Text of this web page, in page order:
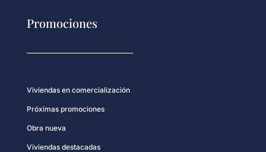
Promociones
Viviendas en comercialización
Próximas promociones
Obra nueva
Viviendas destacadas